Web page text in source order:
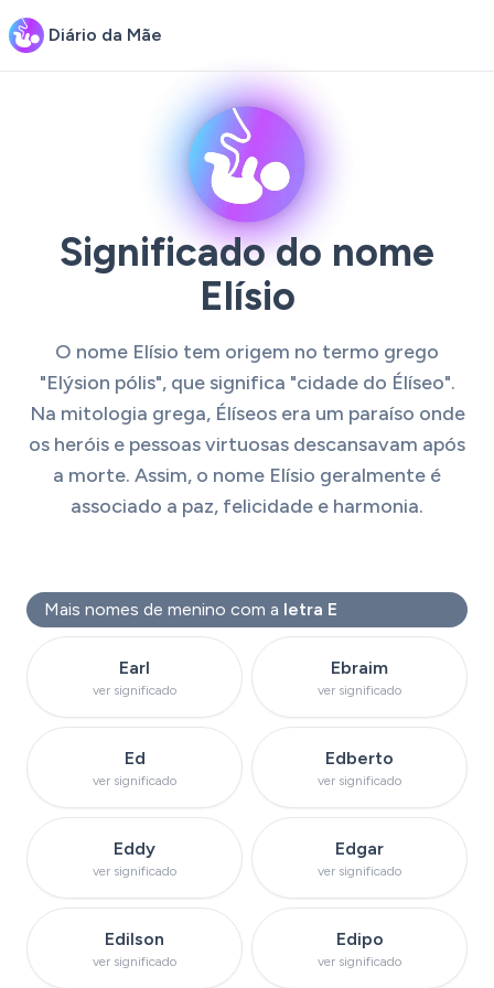
Diário da Mãe
Significado do nome
Elísio
O nome Elísio tem origem no termo grego
"Elýsion pólis", que significa "cidade do Élíseo".
Na mitologia grega, Élíseos era um paraíso onde
os heróis e pessoas virtuosas descansavam após
a morte. Assim, o nome Elísio geralmente é
associado a paz, felicidade e harmonia.
Mais nomes de menino com a letra E
Ver significado do nome
Earl
ver significado
Ver significado do
Ebraim
ver significado
Ver significado do nome
Ed
ver significado
Ver significado do
Edberto
ver significado
Ver significado do nome
Eddy
ver significado
Ver significado do
Edgar
ver significado
Ver significado do nome
Edilson
ver significado
Ver significado do
Edipo
ver significado